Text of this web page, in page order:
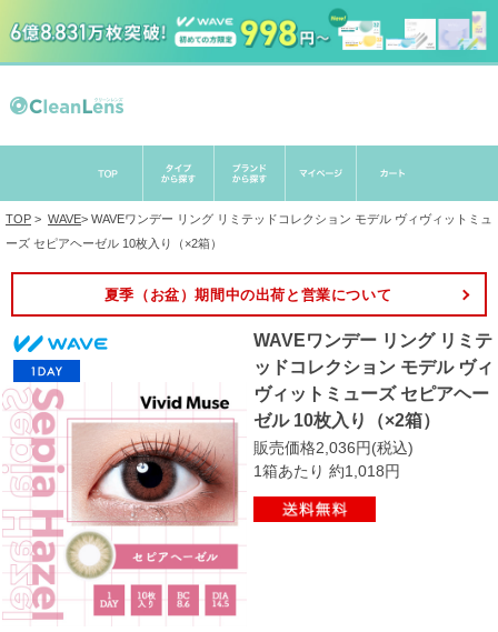
TOP > WAVE> WAVEワンデー リング リミテッドコレクション モデル ヴィヴィットミュ
ーズ セピアヘーゼル 10枚入り（×2箱）
夏季（お盆）期間中の出荷と営業について
WAVEワンデー リング リミテ
ッドコレクション モデル ヴィ
ヴィットミューズ セピアヘー
ゼル 10枚入り（×2箱）
販売価格2,036円(税込)
1箱あたり 約1,018円